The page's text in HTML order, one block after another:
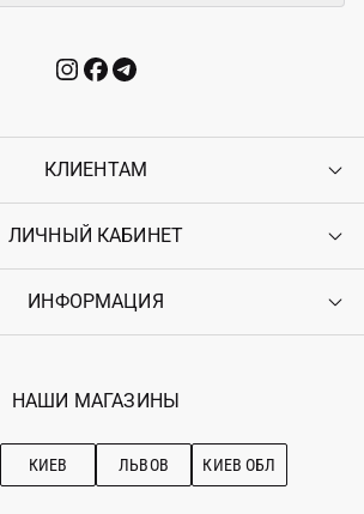
КЛИЕНТАМ
Контакты
Возврат
Гарантия
ЛИЧНЫЙ КАБИНЕТ
Войти
Ostriv Club+
ИНФОРМАЦИЯ
Наши магазини
Рекомендации по уходу
НАШИ МАГАЗИНЫ
КИЕВ ЛЬВОВ КИЕВ ОБЛ